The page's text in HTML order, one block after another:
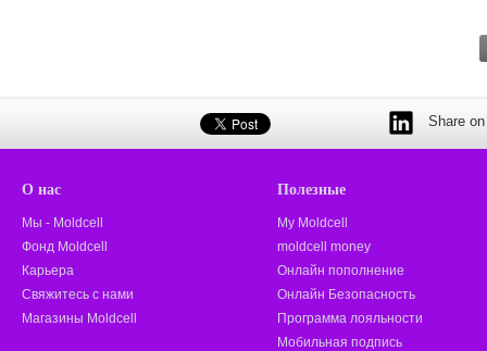
Share
О нас
Мы - Moldcell
Фонд Moldcell
Карьера
Свяжитесь с нами
Магазины Moldcell
Полезные
My Moldcell
moldcell money
Онлайн пополнение
Онлайн Безопасность
Программа лояльности
Мобильная подпись